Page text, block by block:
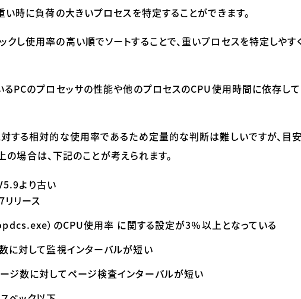
時に負荷の大きいプロセスを特定することができます。
クし使用率の高い順でソートすることで、重いプロセスを特定しやす
るPCのプロセッサの性能や他のプロセスのCPU使用時間に依存し
対する相対的な使用率であるため定量的な判断は難しいですが、目
の場合は、下記のことが考えられます。
より古い
リリース
）のCPU使用率 に関する設定が3％以上となっている
に対して監視インターバルが短い
ジ数に対してページ検査インターバルが短い